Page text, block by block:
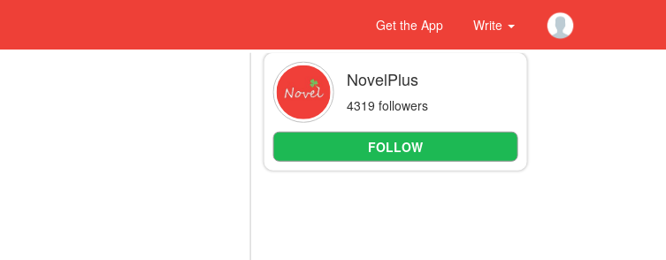
Get the App Write
NovelPlus
4319 followers
FOLLOW